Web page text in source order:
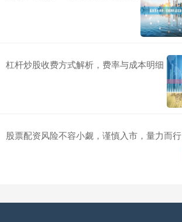
杠杆炒股收费方式解析，费率与成本明细
股票配资风险不容小觑，谨慎入市，量力而行